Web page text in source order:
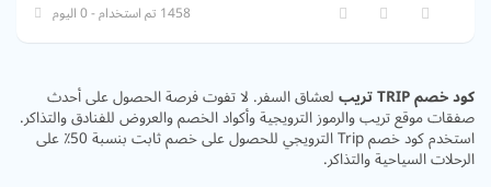
1458 تم استخدام - 0 اليوم
كود خصم TRIP تريب لعشاق السفر. لا تفوت فرصة الحصول على أحدث
صفقات موقع تريب والرموز الترويجية وأكواد الخصم والعروض للفنادق والتذاكر.
استخدم كود خصم Trip الترويجي للحصول على خصم ثابت بنسبة 50٪ على
الرحلات السياحية والتذاكر.